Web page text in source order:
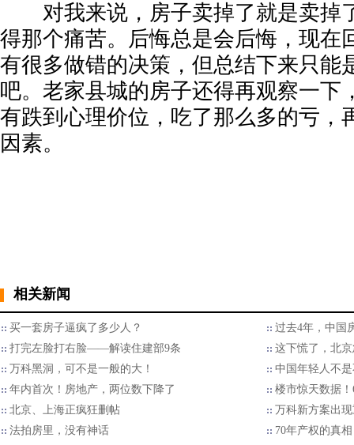
对我来说，房子卖掉了就是卖掉
得那个痛苦。后悔总是会后悔，现在
有很多做错的决策，但总结下来只能
吧。老家县城的房子还得再观察一下
有跌到心理价位，吃了那么多的亏，
因素。
相关新闻
买一套房子逼疯了多少人？
过去4年，中国
打完左脸打右脸——解读住建部9条
这下慌了，北
万科黑洞，可不是一般的大！
中国年轻人不
年内首次！房地产，两位数下降了
楼市惊天数据
北京、上海正疯狂删帖
万科新方案出
​法拍房里，没有神话
70年产权的真